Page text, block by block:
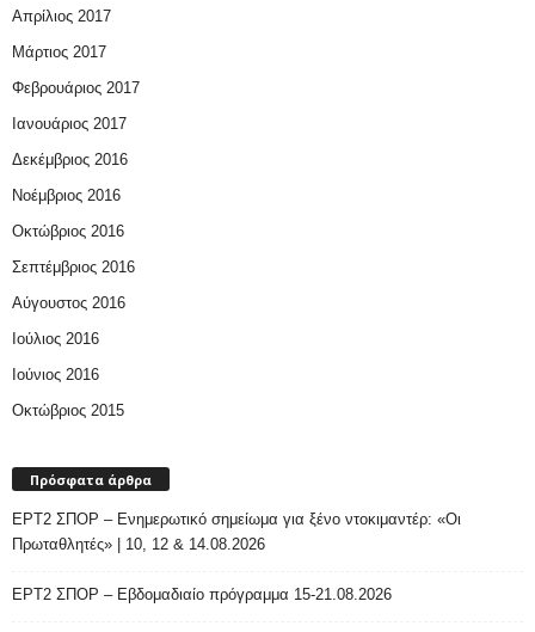
Απρίλιος 2017
Μάρτιος 2017
Φεβρουάριος 2017
Ιανουάριος 2017
Δεκέμβριος 2016
Νοέμβριος 2016
Οκτώβριος 2016
Σεπτέμβριος 2016
Αύγουστος 2016
Ιούλιος 2016
Ιούνιος 2016
Οκτώβριος 2015
Πρόσφατα άρθρα
ΕΡΤ2 ΣΠΟΡ – Ενημερωτικό σημείωμα για ξένο ντοκιμαντέρ: «Οι
Πρωταθλητές» | 10, 12 & 14.08.2026
ΕΡΤ2 ΣΠΟΡ – Εβδομαδιαίο πρόγραμμα 15-21.08.2026